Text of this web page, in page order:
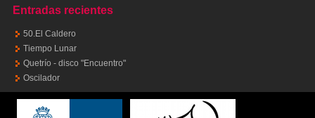
Entradas recientes
50.El Caldero
Tiempo Lunar
Quetrío - disco "Encuentro"
Oscilador